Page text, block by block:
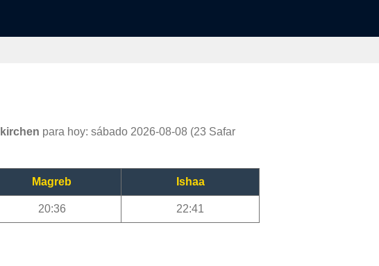
para hoy: sábado 2026-08-08 (23 Safar
Magreb Ishaa
20:36 22:41